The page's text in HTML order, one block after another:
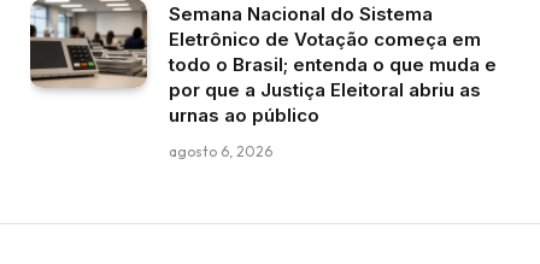
Semana Nacional do Sistema
Eletrônico de Votação começa em
todo o Brasil; entenda o que muda e
por que a Justiça Eleitoral abriu as
urnas ao público
agosto 6, 2026